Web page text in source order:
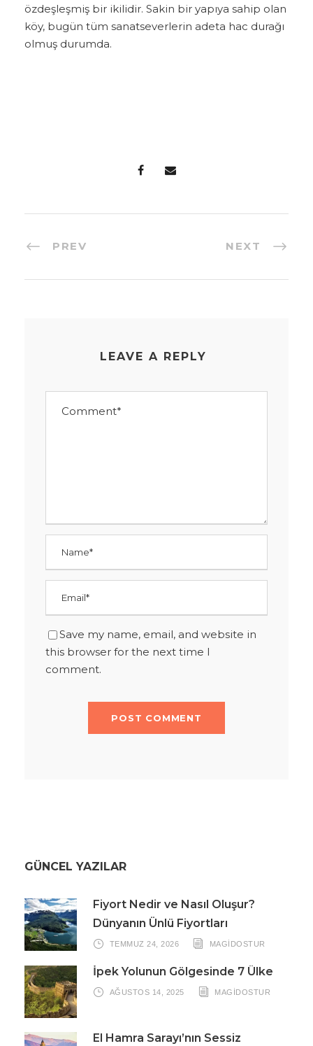
özdeşleşmiş bir ikilidir. Sakin bir yapıya sahip olan
köy, bugün tüm sanatseverlerin adeta hac durağı
olmuş durumda.
PREV NEXT
LEAVE A REPLY
Save my name, email, and website in
this browser for the next time I
comment.
GÜNCEL YAZILAR
Fiyort Nedir ve Nasıl Oluşur?
Dünyanın Ünlü Fiyortları
TEMMUZ 24, 2026 MAGIDOSTUR
İpek Yolunun Gölgesinde 7 Ülke
AĞUSTOS 14, 2025 MAGIDOSTUR
El Hamra Sarayı’nın Sessiz